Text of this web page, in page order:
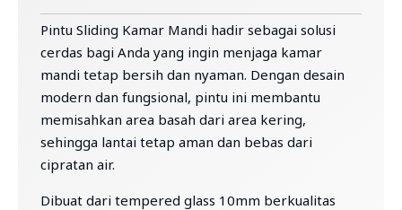
Pintu Sliding Kamar Mandi hadir sebagai solusi
cerdas bagi Anda yang ingin menjaga kamar
mandi tetap bersih dan nyaman. Dengan desain
modern dan fungsional, pintu ini membantu
memisahkan area basah dari area kering,
sehingga lantai tetap aman dan bebas dari
cipratan air.
Dibuat dari tempered glass 10mm berkualitas